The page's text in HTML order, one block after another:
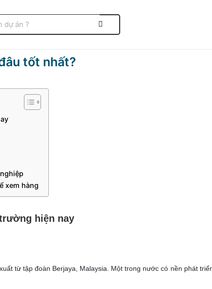
tốt nhất?
xem hàng
hiện nay
từ tập đoàn Berjaya, Malaysia. Một trong nước có nền phát